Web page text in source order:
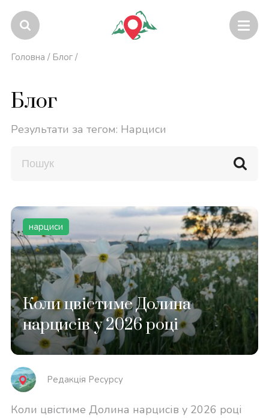
Головна / Блог /
Блог
Результати за тегом: Нарциси
нарциси
Коли цвістиме Долина
нарцисів у 2026 році
Редакція Реcурсу
Коли цвістиме Долина нарцисів у 2026 році